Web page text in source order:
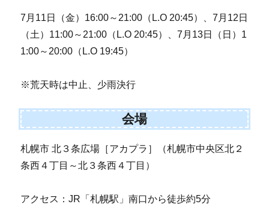
7月11日（金）16:00～21:00（L.O 20:45）、7月12日
（土）11:00～21:00（L.O 20:45）、7月13日（日）1
1:00～20:00（L.O 19:45）
※荒天時は中止、少雨決行
会場
札幌市 北３条広場［アカプラ］（札幌市中央区北２
条西４丁目～北３条西４丁目）
アクセス：JR「札幌駅」南口から徒歩約5分